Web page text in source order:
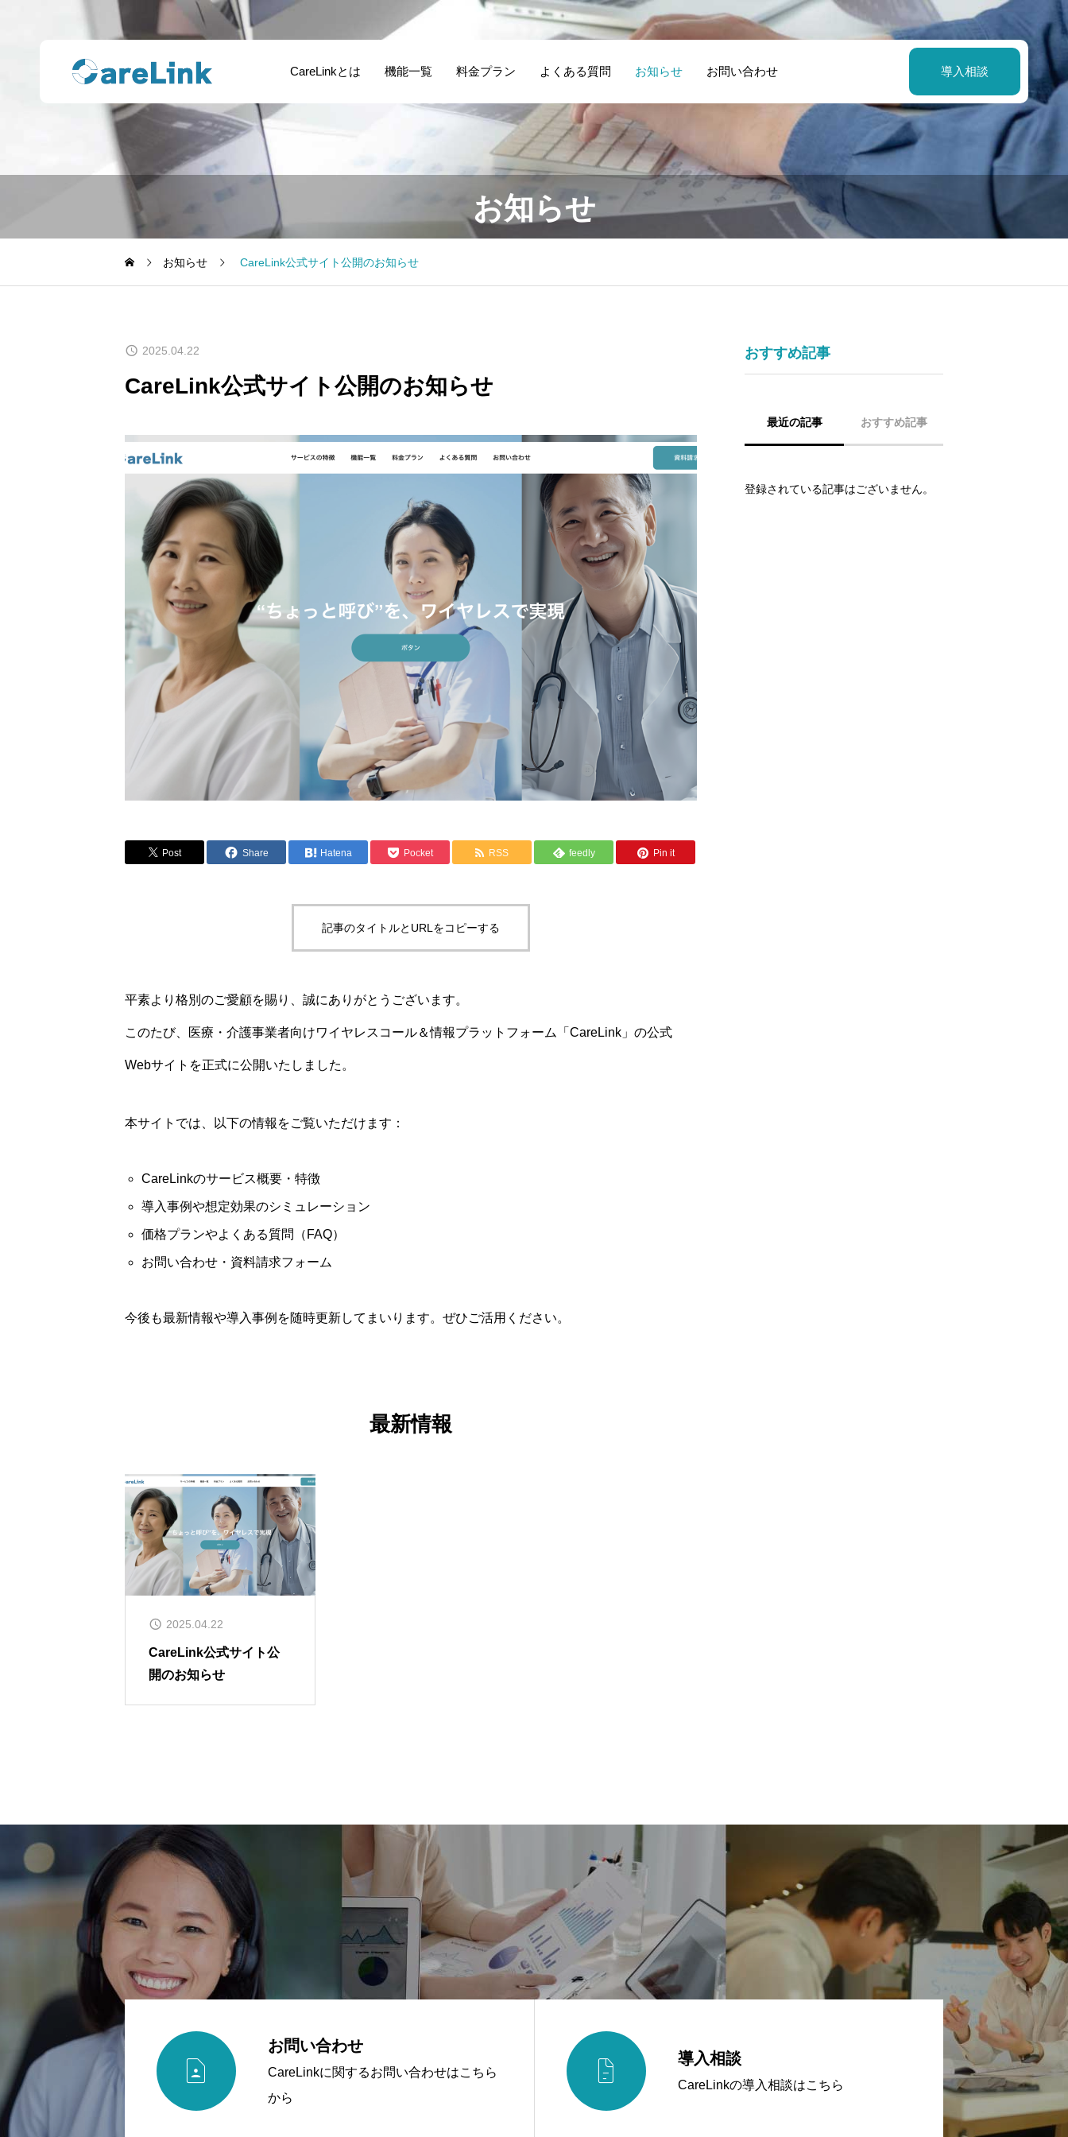
CareLinkとは 機能一覧 料金プラン よくある質問 お知らせ お問い合わせ 導入相談
お知らせ
お知らせ CareLink公式サイト公開のお知らせ
2025.04.22
CareLink公式サイト公開のお知らせ
Post Share Hatena Pocket RSS feedly Pin it
記事のタイトルとURLをコピーする
平素より格別のご愛顧を賜り、誠にありがとうございます。
このたび、医療・介護事業者向けワイヤレスコール＆情報プラットフォーム「CareLink」の公式
Webサイトを正式に公開いたしました。
本サイトでは、以下の情報をご覧いただけます：
CareLinkのサービス概要・特徴
導入事例や想定効果のシミュレーション
価格プランやよくある質問（FAQ）
お問い合わせ・資料請求フォーム
今後も最新情報や導入事例を随時更新してまいります。ぜひご活用ください。
最新情報
2025.04.22
CareLink公式サイト公
開のお知らせ
おすすめ記事
最近の記事 おすすめ記事
登録されている記事はございません。

お問い合わせ
CareLinkに関するお問い合わせはこちら
から
 導入相談
CareLinkの導入相談はこちら